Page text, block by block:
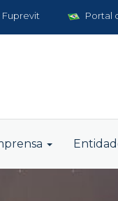
Portal
Fuprevit